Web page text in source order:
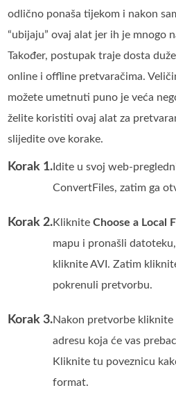
odlično ponaša tijekom i nakon
“ubijaju” ovaj alat jer ih je mnogo
Također, postupak traje dosta
online i offline pretvaračima.
možete umetnuti puno je veća
želite koristiti ovaj alat za
slijedite ove korake.
Korak 1. Idite u svoj web-
ConvertFiles, zatim ga
Korak 2.KlikniteChoose a Local
mapu i pronašli
kliknite AVI. Zatim
pokrenuli pretvorbu.
Korak 3.Nakon pretvorbe
adresu koja će vas
Kliknite tu poveznicu
format.